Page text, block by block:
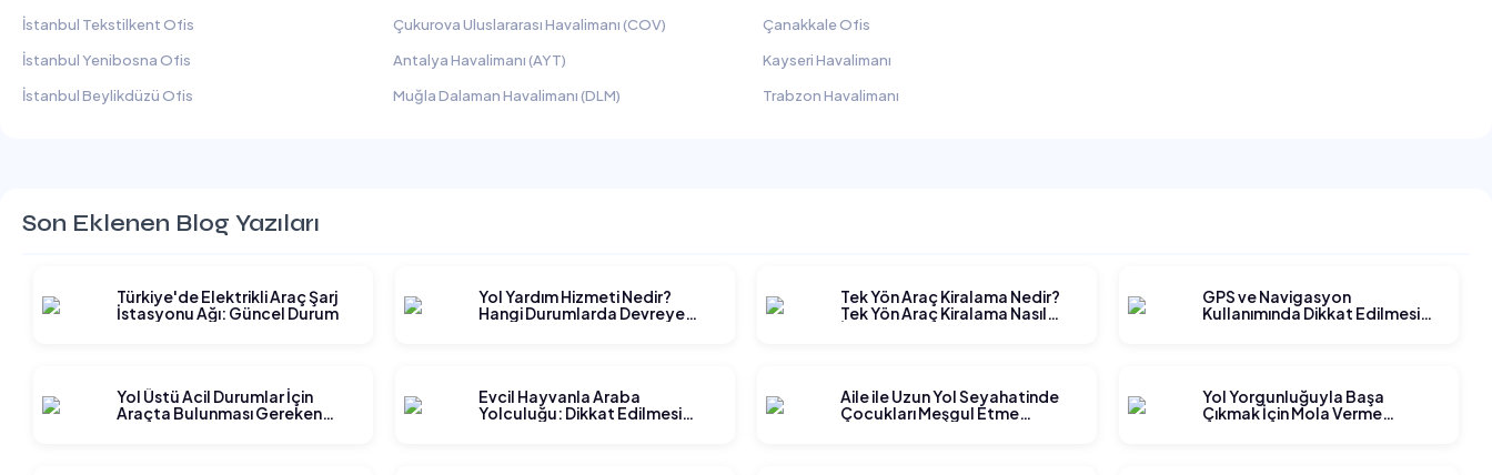
İstanbul Tekstilkent Ofis
İstanbul Yenibosna Ofis
İstanbul Beylikdüzü Ofis
Çukurova Uluslararası Havalimanı (COV)
Antalya Havalimanı (AYT)
Muğla Dalaman Havalimanı (DLM)
Çanakkale Ofis
Kayseri Havalimanı
Trabzon Havalimanı
Son Eklenen Blog Yazıları
Türkiye'de Elektrikli Araç Şarj
İstasyonu Ağı: Güncel Durum
Yol Yardım Hizmeti Nedir?
Hangi Durumlarda Devreye
Tek Yön Araç Kiralama Nedir?
Tek Yön Araç Kiralama Nasıl
GPS ve Navigasyon
Kullanımında Dikkat Edilmesi
Yol Üstü Acil Durumlar İçin
Araçta Bulunması Gereken
Evcil Hayvanla Araba
Yolculuğu: Dikkat Edilmesi
Aile ile Uzun Yol Seyahatinde
Çocukları Meşgul Etme
Yol Yorgunluğuyla Başa
Çıkmak İçin Mola Verme